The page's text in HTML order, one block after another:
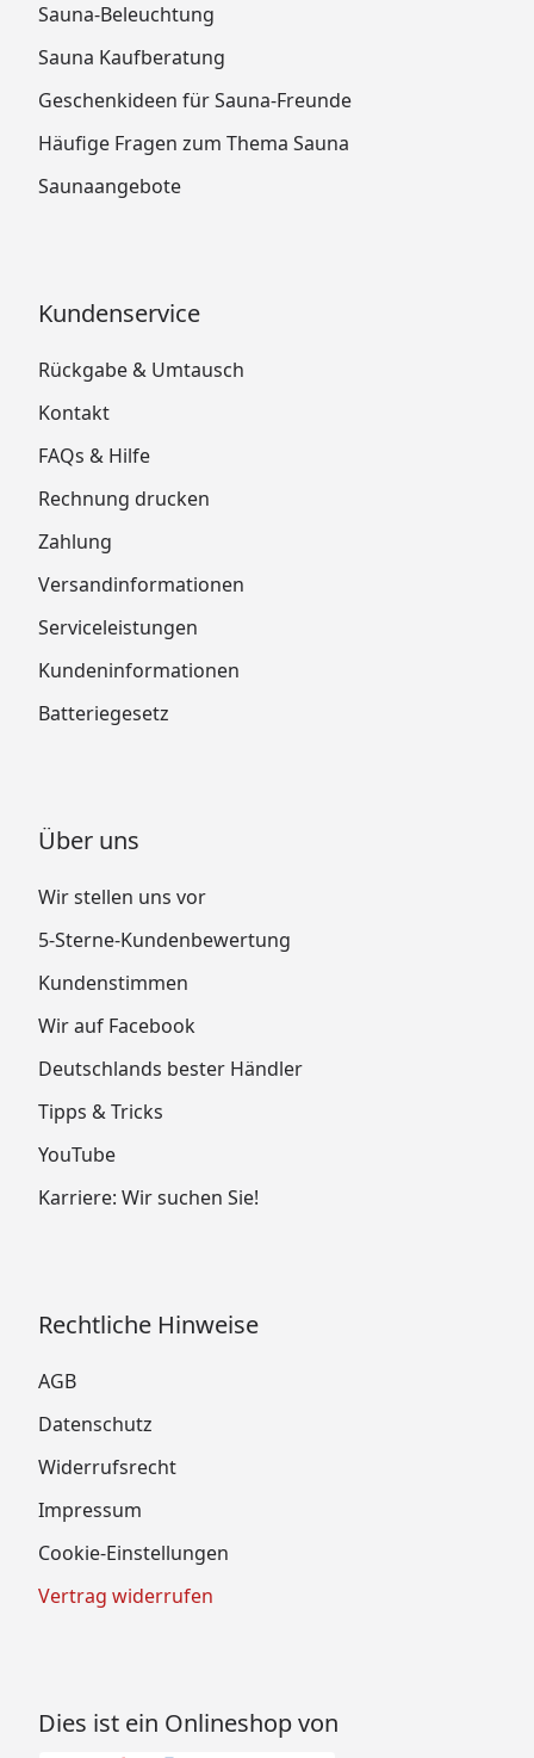
Sauna-Beleuchtung
Sauna Kaufberatung
Geschenkideen für Sauna-Freunde
Häufige Fragen zum Thema Sauna
Saunaangebote
Kundenservice
Rückgabe & Umtausch
Kontakt
FAQs & Hilfe
Rechnung drucken
Zahlung
Versandinformationen
Serviceleistungen
Kundeninformationen
Batteriegesetz
Über uns
Wir stellen uns vor
5-Sterne-Kundenbewertung
Kundenstimmen
Wir auf Facebook
Deutschlands bester Händler
Tipps & Tricks
YouTube
Karriere: Wir suchen Sie!
Rechtliche Hinweise
AGB
Datenschutz
Widerrufsrecht
Impressum
Cookie-Einstellungen
Vertrag widerrufen
Dies ist ein Onlineshop von